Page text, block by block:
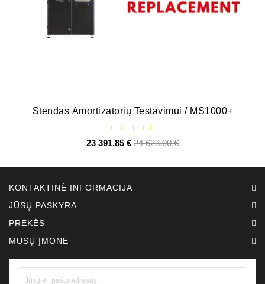
Stendas Amortizatorių Testavimui / MS1000+
23 391,85 € Bazinė
24 623,00 €Kaina
KONTAKTINĖ INFORMACIJA
JŪSŲ PASKYRA
PREKĖS
MŪSŲ ĮMONĖ